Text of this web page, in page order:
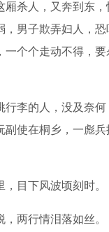
杀人，又奔到东，
，男子欺弄妇人，
一个个走动不得，
李的人，没及奈何
副使在桐乡，一彪
目下风波顷刻时。
两行情泪落如丝。